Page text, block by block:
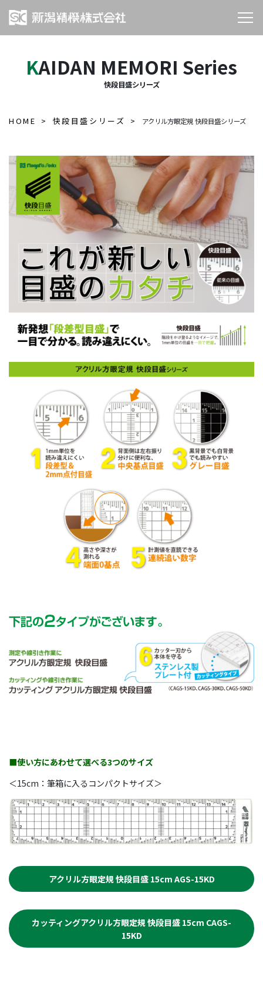
KAIDAN MEMORI Series
快段目盛シリーズ
HOME 快段目盛シリーズ アクリル方眼定規 快段目盛シリーズ
■使い方にあわせて選べる3つのサイズ
＜15cm：筆箱に入るコンパクトサイズ＞
アクリル方眼定規 快段目盛 15cm AGS-15KD
カッティングアクリル方眼定規 快段目盛 15cm CAGS-
15KD